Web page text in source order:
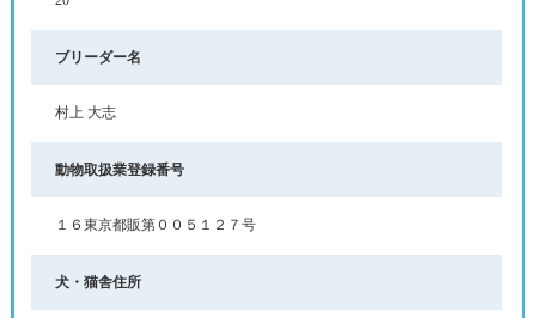
ブリーダー名
村上 大志
動物取扱業登録番号
１６東京都販第００５１２７号
犬・猫舎住所